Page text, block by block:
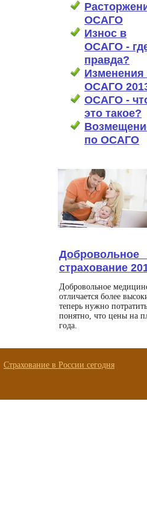
ОСАГО
Износ в
ОСАГО -
правда?
Изменения
ОСАГО
ОСАГО -
это такое?
по ОСАГО
страхование
Добровольное
отличается более
теперь нужно
понятно, что цены на
года.
Страхование в России сегодня